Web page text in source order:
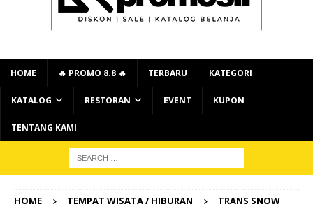
HOME 🔥 PROMO 8.8 🔥 TERBARU KATEGORI
KATALOG RESTORAN EVENT KUPON
TENTANG KAMI
HOME TEMPAT WISATA / HIBURAN
TRANS SNOW